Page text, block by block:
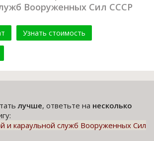
Вооруженных Сил СССР
Узнать стоимость
лучше, ответьте на несколько
и караульной служб Вооруженных Сил